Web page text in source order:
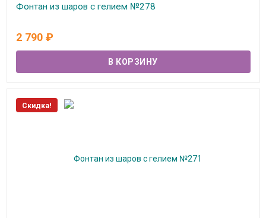
Фонтан из шаров с гелием №278
2 790 ₽
Скидка!